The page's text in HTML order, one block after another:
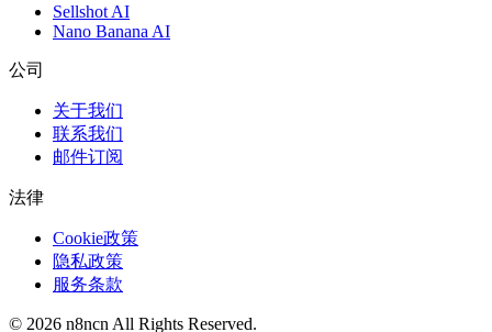
Sellshot AI
Nano Banana AI
公司
关于我们
联系我们
邮件订阅
法律
Cookie政策
隐私政策
服务条款
© 2026 n8ncn All Rights Reserved.